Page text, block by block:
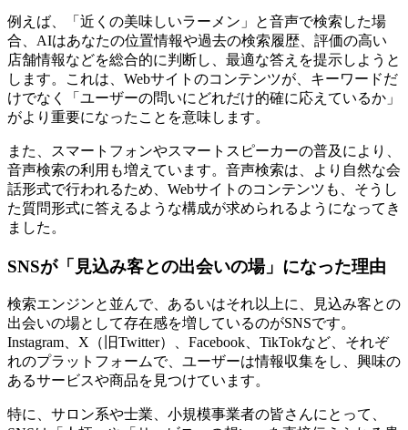
例えば、「近くの美味しいラーメン」と音声で検索した場
合、AIはあなたの位置情報や過去の検索履歴、評価の高い
店舗情報などを総合的に判断し、最適な答えを提示しようと
します。これは、Webサイトのコンテンツが、キーワードだ
けでなく「ユーザーの問いにどれだけ的確に応えているか」
がより重要になったことを意味します。
また、スマートフォンやスマートスピーカーの普及により、
音声検索の利用も増えています。音声検索は、より自然な会
話形式で行われるため、Webサイトのコンテンツも、そうし
た質問形式に答えるような構成が求められるようになってき
ました。
SNSが「見込み客との出会いの場」になった理由
検索エンジンと並んで、あるいはそれ以上に、見込み客との
出会いの場として存在感を増しているのがSNSです。
Instagram、X（旧Twitter）、Facebook、TikTokなど、それぞ
れのプラットフォームで、ユーザーは情報収集をし、興味の
あるサービスや商品を見つけています。
特に、サロン系や士業、小規模事業者の皆さんにとって、